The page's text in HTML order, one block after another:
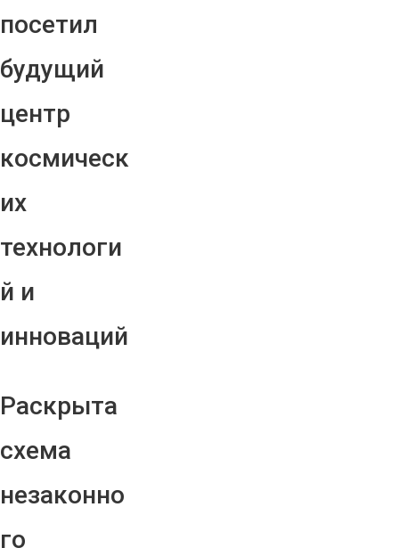
посетил
будущий
центр
космическ
их
технологи
й и
инноваций
Раскрыта
схема
незаконно
го